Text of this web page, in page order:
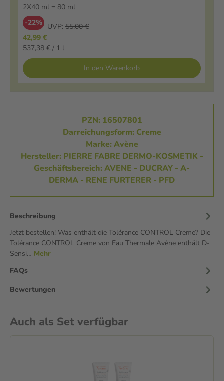
2X40 ml = 80 ml
-22% UVP: 55,00 €
42,99 €
537,38 € / 1 l
In den Warenkorb
PZN: 16507801
Darreichungsform: Creme
Marke: Avène
Hersteller: PIERRE FABRE DERMO-KOSMETIK -
Geschäftsbereich: AVENE - DUCRAY - A-
DERMA - RENE FURTERER - PFD
Beschreibung
Jetzt bestellen! Was enthält die Tolérance CONTROL Creme? Die
Tolérance CONTROL Creme von Eau Thermale Avène enthält D-
Sensi… Mehr
FAQs
Bewertungen
Auch als Set verfügbar